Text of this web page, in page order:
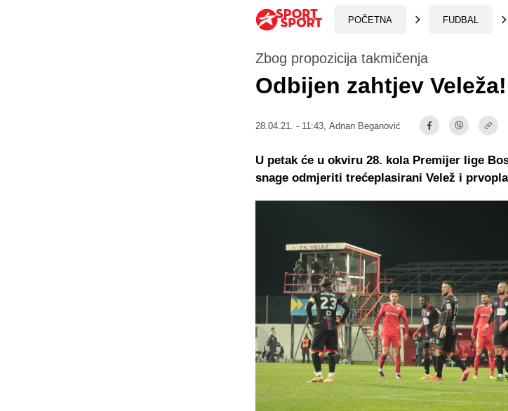
POČETNA FUDBAL
Zbog propozicija takmičenja
Odbijen zahtjev Veleža!
28.04.21. - 11:43, Adnan Beganović
U petak će u okviru 28. kola Premijer lige
snage odmjeriti trećeplasirani Velež i